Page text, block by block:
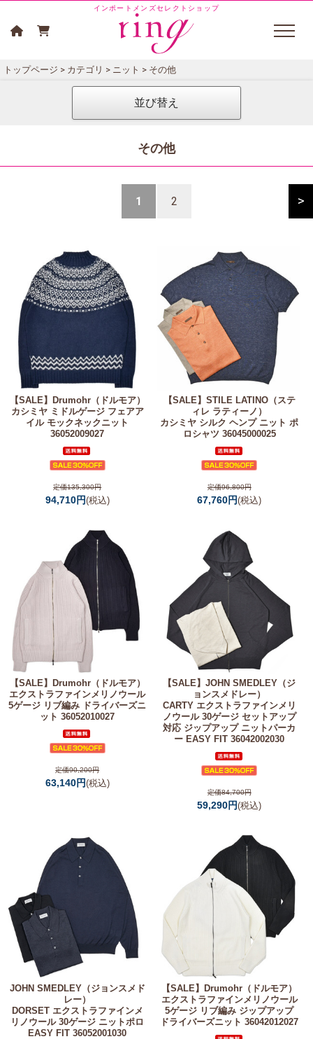
インポートメンズセレクトショップ
トップページ > カテゴリ > ニット > その他
並び替え
その他
>
1 2
【SALE】
Drumohr（ドルモア）
カシミヤ ミドルゲージ フェアア
イル モックネックニット
36052009027
定価135,300円
94,710円(税込)
【SALE】 STILE LATINO（ステ
ィレ ラティーノ）
カシミヤ シルク ヘンプ ニット ポ
ロシャツ 36045000025
定価96,800円
67,760円(税込)
【SALE】
Drumohr（ドルモア）
エクストラファインメリノウール
5ゲージ リブ編み ドライバーズニ
ット 36052010027
定価90,200円
63,140円(税込)
【SALE】JOHN SMEDLEY（ジ
ョンスメドレー）
CARTY エクストラファインメリ
ノウール 30ゲージ セットアップ
対応 ジップアップ ニットパーカ
ー EASY FIT 36042002030
定価84,700円
59,290円(税込)
JOHN SMEDLEY（ジョンスメド
レー）
DORSET エクストラファインメ
リノウール 30ゲージ ニットポロ
EASY FIT 36052001030
【SALE】Drumohr（ドルモア）
エクストラファインメリノウール
5ゲージ リブ編み ジップアップ
ドライバーズニット 36042012027